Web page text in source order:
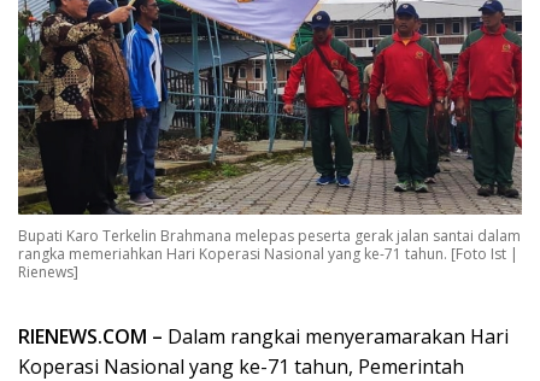
Bupati Karo Terkelin Brahmana melepas peserta gerak jalan santai dalam
rangka memeriahkan Hari Koperasi Nasional yang ke-71 tahun. [Foto Ist |
Rienews]
RIENEWS.COM – Dalam rangkai menyeramarakan Hari
Koperasi Nasional yang ke-71 tahun, Pemerintah